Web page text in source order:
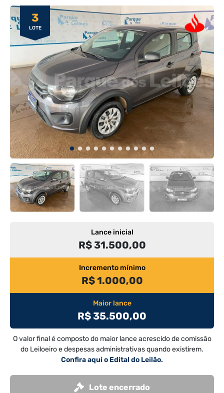
3
LOTE
Lance inicial
R$ 31.500,00
Incremento mínimo
R$ 1.000,00
Maior lance
R$ 35.500,00
O valor final é composto do maior lance acrescido de comissão
do Leiloeiro e despesas administrativas quando existirem.
Confira aqui o Edital do Leilão.
Lote encerrado